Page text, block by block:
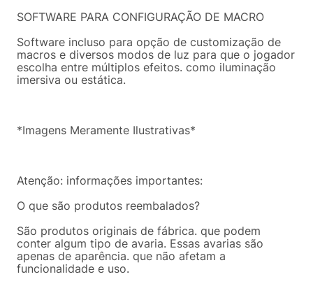
SOFTWARE PARA CONFIGURAÇÃO DE MACRO
Software incluso para opção de customização de
macros e diversos modos de luz para que o jogador
escolha entre múltiplos efeitos. como iluminação
imersiva ou estática.
*Imagens Meramente Ilustrativas*
Atenção: informações importantes:
O que são produtos reembalados?
São produtos originais de fábrica. que podem
conter algum tipo de avaria. Essas avarias são
apenas de aparência. que não afetam a
funcionalidade e uso.